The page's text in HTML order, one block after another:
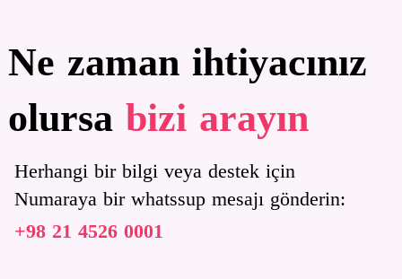
Herhangi bir bilgi veya destek için
​​​​​​​Numaraya bir whatssup mesajı gönderin:
Ne zaman ihtiyacınız
​​​​​​​olursabizi arayın​​​​​​​
0001 4526 21 98+